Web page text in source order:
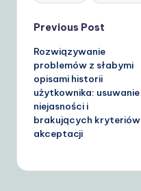
Post
navigation
Previous Post
Rozwiązywanie
problemów z słabymi
opisami historii
użytkownika: usuwanie
niejasności i
brakujących kryteriów
akceptacji